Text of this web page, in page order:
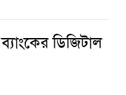
ডিজিটাল